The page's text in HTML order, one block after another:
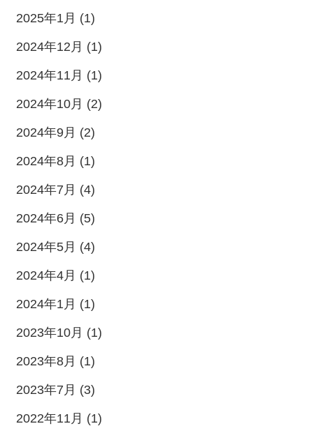
2025年1月 (1)
2024年12月 (1)
2024年11月 (1)
2024年10月 (2)
2024年9月 (2)
2024年8月 (1)
2024年7月 (4)
2024年6月 (5)
2024年5月 (4)
2024年4月 (1)
2024年1月 (1)
2023年10月 (1)
2023年8月 (1)
2023年7月 (3)
2022年11月 (1)